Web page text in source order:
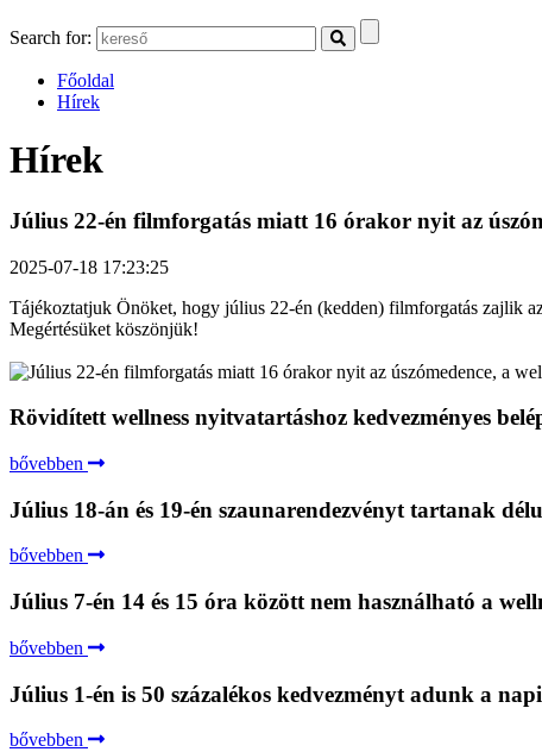
Search for:
Főoldal
Hírek
Hírek
Július 22-én filmforgatás miatt 16 órakor nyit az
2025-07-18 17:23:25
Tájékoztatjuk Önöket, hogy július 22-én (kedden) filmforgatás zajlik
Megértésüket köszönjük!
Rövidített wellness nyitvatartáshoz kedvezményes
bővebben
Július 18-án és 19-én szaunarendezvényt tartanak
bővebben
Július 7-én 14 és 15 óra között nem használható a
bővebben
Július 1-én is 50 százalékos kedvezményt adunk a
bővebben